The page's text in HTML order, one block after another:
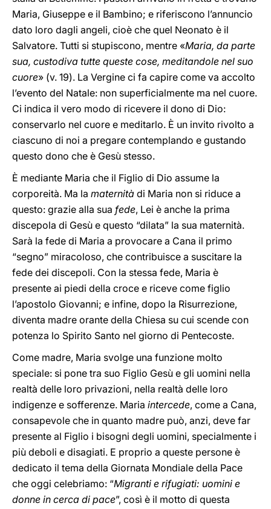
Maria, Giuseppe e il Bambino; e riferiscono l’annuncio
dato loro dagli angeli, cioè che quel Neonato è il
Salvatore. Tutti si stupiscono, mentre «Maria, da parte
sua, custodiva tutte queste cose, meditandole nel suo
cuore» (v. 19). La Vergine ci fa capire come va accolto
l’evento del Natale: non superficialmente ma nel cuore.
Ci indica il vero modo di ricevere il dono di Dio:
conservarlo nel cuore e meditarlo. È un invito rivolto a
ciascuno di noi a pregare contemplando e gustando
questo dono che è Gesù stesso.
È mediante Maria che il Figlio di Dio assume la
corporeità. Ma la maternità di Maria non si riduce a
questo: grazie alla sua fede, Lei è anche la prima
discepola di Gesù e questo “dilata” la sua maternità.
Sarà la fede di Maria a provocare a Cana il primo
“segno” miracoloso, che contribuisce a suscitare la
fede dei discepoli. Con la stessa fede, Maria è
presente ai piedi della croce e riceve come figlio
l’apostolo Giovanni; e infine, dopo la Risurrezione,
diventa madre orante della Chiesa su cui scende con
potenza lo Spirito Santo nel giorno di Pentecoste.
Come madre, Maria svolge una funzione molto
speciale: si pone tra suo Figlio Gesù e gli uomini nella
realtà delle loro privazioni, nella realtà delle loro
indigenze e sofferenze. Maria intercede, come a Cana,
consapevole che in quanto madre può, anzi, deve far
presente al Figlio i bisogni degli uomini, specialmente i
più deboli e disagiati. E proprio a queste persone è
dedicato il tema della Giornata Mondiale della Pace
che oggi celebriamo: “Migranti e rifugiati: uomini e
donne in cerca di pace”, così è il motto di questa